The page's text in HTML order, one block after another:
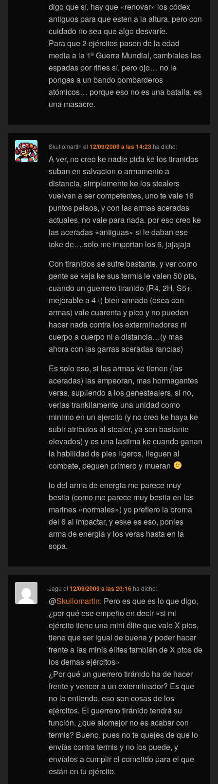
digo que sí, hay que «renovar» los códex
antiguos para que esten a la altura, pero con
cuidado no sea que algo desvaríe.
Para que 2 ejércitos pasen de la edad
media a la 1ª Guerra Mundial, cambiales las
espadas por rifles sí, pero ojo… no le
pongas a un bando bombarderos
atómicos… porque eso no es una batalla, es
una masacre.
Skullomartin el12/09/2009 a las 14:23 ha dicho:
A ver, no creo ke nadie pida ke los tiranidos
suban en salvacion o armamento a
distancia, simplemente ke los stealers
vuelvan a ser competentes, uno te vale 16
puntos pelaos, y con las armas aceradas
actuales, no vale para nada. por eso creo ke
las aceradas «antiguas» si le daban ese
toke de….solo me importan los 6, jajajaja
Con tiranidos se sufre bastante, y ver como
gente se keja ke sus termis le valen 50 pts,
cuando un guerrero tiranido (R4, 2H, S5+,
mejorable a 4+) bien armado (osea con
armas) vale cuarenta y pico y no pueden
hacer nada contra los exterminadores ni
cuerpo a cuerpo ni a distancia…(y mas
ahora con las garras aceradas rancias)
Es solo eso, si las armas ke tienen (las
aceradas) las empeoran, mas hormagantes
veras, supliendo a los genestealers, si no,
verias trankilamente una unidad como
minimo en un ejercito (y no creo ke haya ke
subir atributos al stealer, ya son bastante
elevados) y es una lastima ke cuando ganan
la habilidad de pies ligeros, lleguen al
combate, peguen primero y mueran
lo del arma de energia me parece muy
bestia (como me parece muy bestia en los
marines «normales») yo prefiero la broma
del 6 al impactar, y eske es eso, ponles
arma de energia y los veras hasta en la
sopa.
Jagu el12/09/2009 a las 20:16 ha dicho:
@Skullomartin: Pero es que es lo que digo,
¿por qué ese empeño en decir «si mi
ejército tiene una mini élite que vale X ptos,
tiene que ser igual de buena y poder hacer
frente a las minis élites también de X ptos de
los demas ejércitos»
¿Por qué un guerrero tiránido ha de hacer
frente y vencer a un exterminador? Es que
no lo entiendo, eso son cosas de los
ejércitos. El guerrero tiránido tendrá su
función, ¿que alomejor no es acabar con
termis? Bueno, pues no te quejes de que lo
envías contra termis y no los puede, y
envíalos a cumplir el cometido para el que
están en tu ejército.